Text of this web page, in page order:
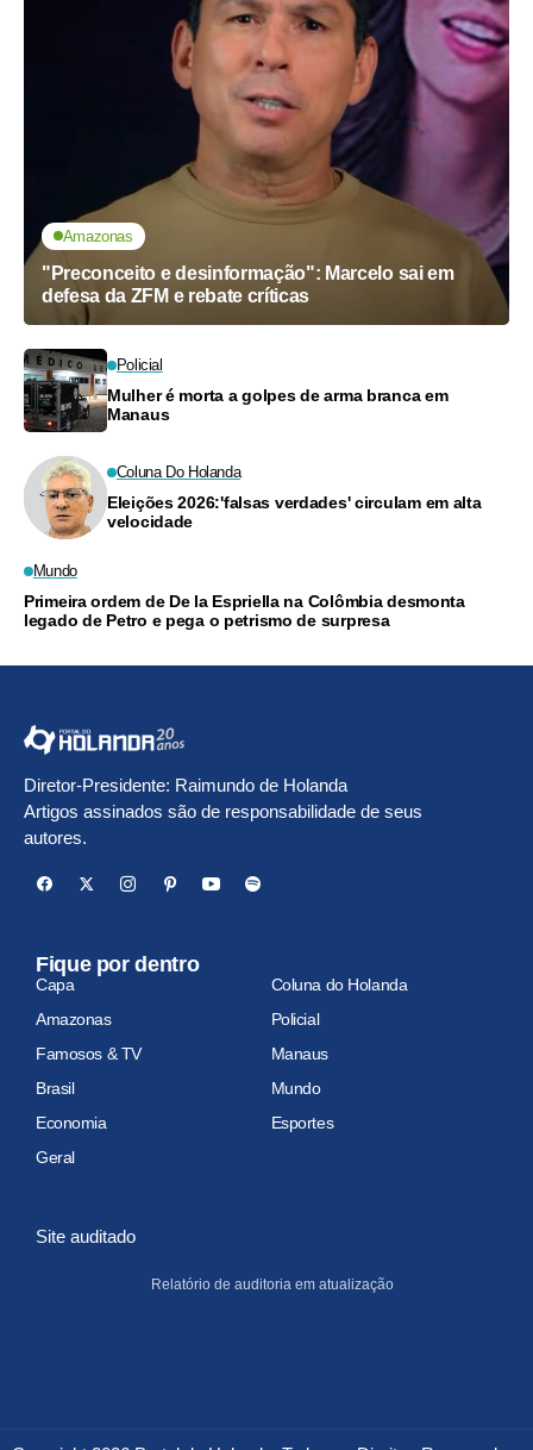
Amazonas
"Preconceito e desinformação": Marcelo sai em
defesa da ZFM e rebate críticas
Policial
Mulher é morta a golpes de arma branca em
Manaus
Coluna Do Holanda
Eleições 2026:'falsas verdades' circulam em alta
velocidade
Mundo
Primeira ordem de De la Espriella na Colômbia desmonta
legado de Petro e pega o petrismo de surpresa
Diretor-Presidente: Raimundo de Holanda
Artigos assinados são de responsabilidade de seus
autores.
Fique por dentro
Capa
Coluna do Holanda
Amazonas
Policial
Famosos & TV
Manaus
Brasil
Mundo
Economia
Esportes
Geral
Site auditado
Relatório de auditoria em atualização